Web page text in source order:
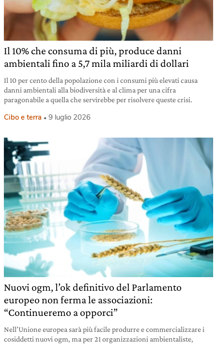
Il 10% che consuma di più, produce danni
ambientali fino a 5,7 mila miliardi di dollari
Il 10 per cento della popolazione con i consumi più elevati causa
danni ambientali alla biodiversità e al clima per una cifra
paragonabile a quella che servirebbe per risolvere queste crisi.
Cibo e terra 9 luglio 2026
Nuovi ogm, l’ok definitivo del Parlamento
europeo non ferma le associazioni:
“Continueremo a opporci”
Nell’Unione europea sarà più facile produrre e commercializzare i
cosiddetti nuovi ogm, ma per 21 organizzazioni ambientaliste,